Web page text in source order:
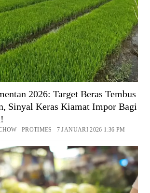
2026: Target Beras Tembus
Sinyal Keras Kiamat Impor Bagi
PROTIMES 7 JANUARI 2026 1:36 PM